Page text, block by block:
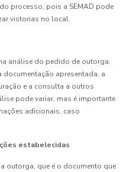
processo, pois a SEMAD pode
vistorias no local.
análise do pedido de outorga.
apresentada, a
e a consulta a outros
pode variar, mas é importante
adicionais, caso
estabelecidas
outorga, que é o documento que